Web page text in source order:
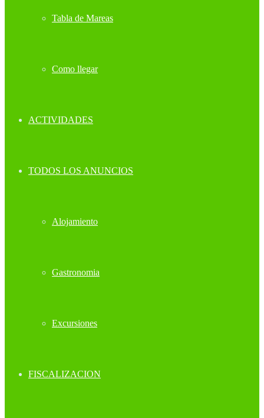
Tabla de Mareas
Como llegar
ACTIVIDADES
TODOS LOS ANUNCIOS
Alojamiento
Gastronomia
Excursiones
FISCALIZACION